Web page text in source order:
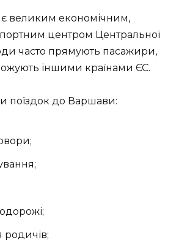
великим економічним,
центром Центральної
часто прямують пасажири,
іншими країнами ЄС.
поїздок до Варшави:
родичів;